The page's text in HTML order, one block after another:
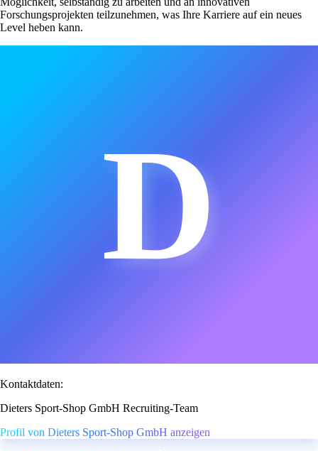
Forschungsprojekten teilzunehmen, was Ihre Karriere auf ein neues
Level heben kann.
D
Kontaktdaten:
Dieters Sport-Shop GmbH Recruiting-Team
Profil von Dieters Sport-Shop GmbH anzeigen